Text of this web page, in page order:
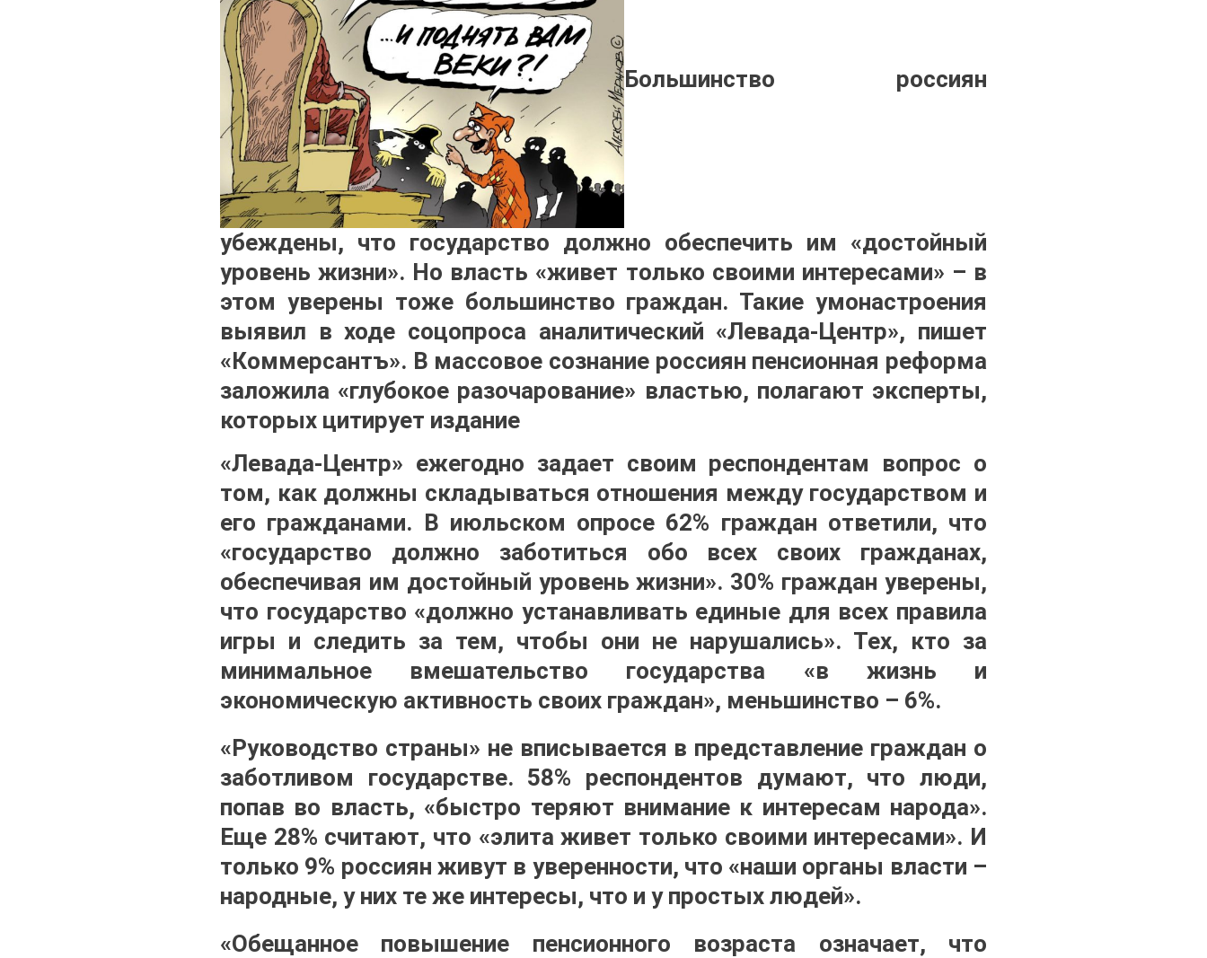
Большинство россиян
убеждены, что государство должно обеспечить им «достойный
уровень жизни». Но власть «живет только своими интересами» – в
этом уверены тоже большинство граждан. Такие умонастроения
выявил в ходе соцопроса аналитический «Левада-Центр», пишет
«Коммерсантъ». В массовое сознание россиян пенсионная реформа
заложила «глубокое разочарование» властью, полагают эксперты,
которых цитирует издание
«Левада-Центр» ежегодно задает своим респондентам вопрос о
том, как должны складываться отношения между государством и
его гражданами. В июльском опросе 62% граждан ответили, что
«государство должно заботиться обо всех своих гражданах,
обеспечивая им достойный уровень жизни». 30% граждан уверены,
что государство «должно устанавливать единые для всех правила
игры и следить за тем, чтобы они не нарушались». Тех, кто за
минимальное вмешательство государства «в жизнь и
экономическую активность своих граждан», меньшинство – 6%.
«Руководство страны» не вписывается в представление граждан о
заботливом государстве. 58% респондентов думают, что люди,
попав во власть, «быстро теряют внимание к интересам народа».
Еще 28% считают, что «элита живет только своими интересами». И
только 9% россиян живут в уверенности, что «наши органы власти –
народные, у них те же интересы, что и у простых людей».
«Обещанное повышение пенсионного возраста означает, что